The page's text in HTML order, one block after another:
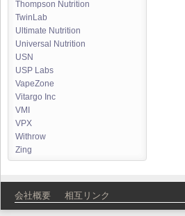
Thompson Nutrition
TwinLab
Ultimate Nutrition
Universal Nutrition
USN
USP Labs
VapeZone
Vitargo Inc
VMI
VPX
Withrow
Zing
会社概要 相互リンク